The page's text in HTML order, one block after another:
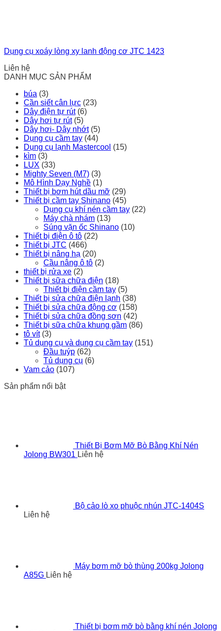
Dụng cụ xoáy lòng xy lanh động cơ JTC 1423
Liên hệ
DANH MỤC SẢN PHẨM
búa (3)
Cần siết cân lực (23)
Dây điện tự rút (6)
Dây hơi tự rút (5)
Dây hơi- Dây nhớt (5)
Dụng cụ cầm tay (44)
Dụng cụ lạnh Mastercool (15)
kìm (3)
LUX (33)
Mighty Seven (M7) (3)
Mô Hình Dạy Nghề (1)
Thiết bị bơm hút dầu mỡ (29)
Thiết bị cầm tay Shinano (45)
Dụng cụ khí nén cầm tay (22)
Máy chà nhám (13)
Súng vặn ốc Shinano (10)
Thiết bị điện ô tô (22)
Thiết bị JTC (466)
Thiết bị nâng hạ (20)
Cầu nâng ô tô (2)
thiết bị rửa xe (2)
Thiết bị sữa chữa điện (18)
Thiết bị điện cầm tay (5)
Thiết bị sửa chữa điện lạnh (38)
Thiết bị sửa chữa động cơ (158)
Thiết bị sửa chữa đồng sơn (42)
Thiết bị sữa chữa khung gầm (86)
tô vít (3)
Tủ dụng cụ và dụng cụ cầm tay (151)
Đầu tuýp (62)
Tủ dụng cụ (6)
Vam cảo (107)
Sản phẩm nổi bật
Thiết Bị Bơm Mỡ Bò Bằng Khí Nén
Jolong BW301 Liên hệ
Bộ cảo lò xo phuộc nhún JTC-1404S
Liên hệ
Máy bơm mỡ bò thùng 200kg Jolong
A85G Liên hệ
Thiết bị bơm mỡ bò bằng khí nén Jolong